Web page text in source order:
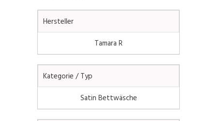
Hersteller
Tamara R
Kategorie / Typ
Satin Bettwäsche